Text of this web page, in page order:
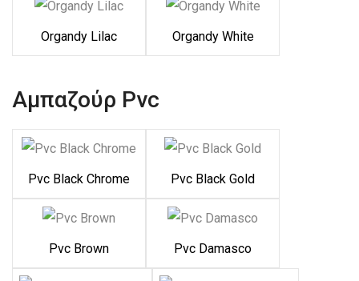
Organdy Lilac Organdy White
Αμπαζούρ Pvc
Pvc Black Chrome Pvc Black Gold
Pvc Brown Pvc Damasco